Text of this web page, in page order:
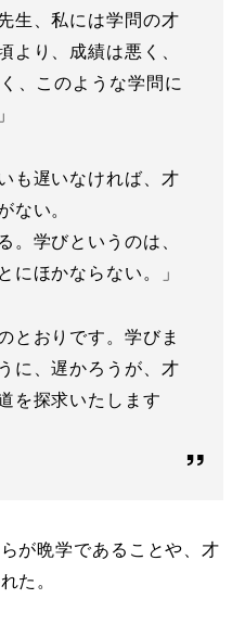
生、私には学問の才
より、成績は悪く、
、このような学問に
も遅いなければ、才
い。
。学びというのは、
にほかならない。」
とおりです。学びま
に、遅かろうが、才
を探求いたします
が晩学であることや、才
た。